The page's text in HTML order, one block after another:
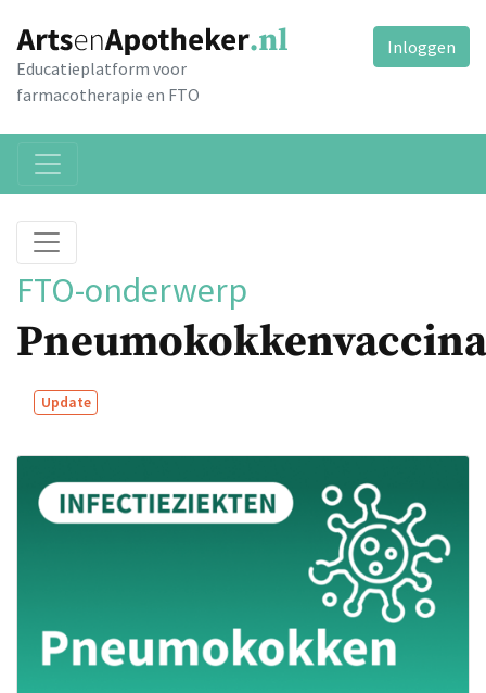
Educatieplatform voor
farmacotherapie en FTO
Inloggen
FTO-onderwerp
Update